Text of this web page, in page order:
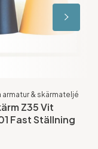
armatur & skärmateljé
Z35 Vit
Fast Ställning